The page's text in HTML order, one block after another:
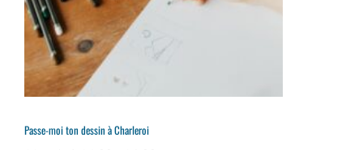
Passe-moi ton dessin à Charleroi